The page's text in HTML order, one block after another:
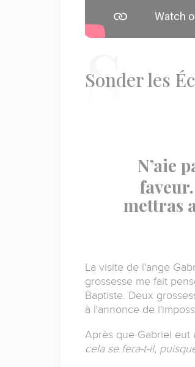
Sonder les
N’aie
mettras
La visite de l'ange
grossesse me fait
Baptiste. Deux
à l'annonce de
Après que Gabriel eut
cela se fera-t-il,